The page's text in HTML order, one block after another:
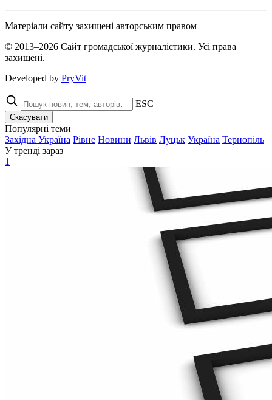
Матеріали сайту захищені авторським правом
© 2013–2026 Сайт громадської журналістики. Усі права
захищені.
Developed by PryVit
ESC
Скасувати
Популярні теми
Західна Україна Рівне Новини Львів Луцьк Україна Тернопіль
У тренді зараз
1